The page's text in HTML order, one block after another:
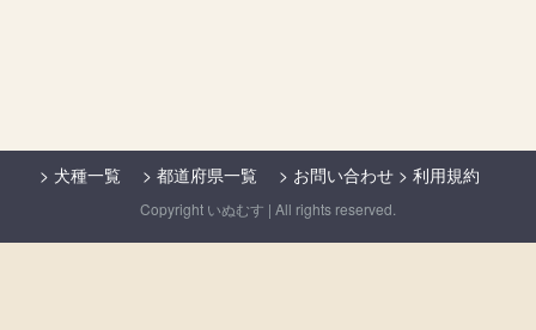
> 犬種一覧 > 都道府県一覧 > お問い合わせ > 利用規約
Copyright いぬむす | All rights reserved.